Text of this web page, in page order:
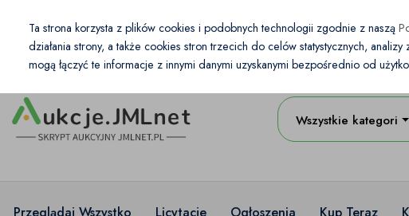
PL PLN
Wszystkie kategorie
Ta strona korzysta z plików cookies i podobnych technologii zgodnie z naszą
działania strony, a także cookies stron trzecich do celów statystycznych,
mogą łączyć te informacje z innymi danymi uzyskanymi bezpośrednio od